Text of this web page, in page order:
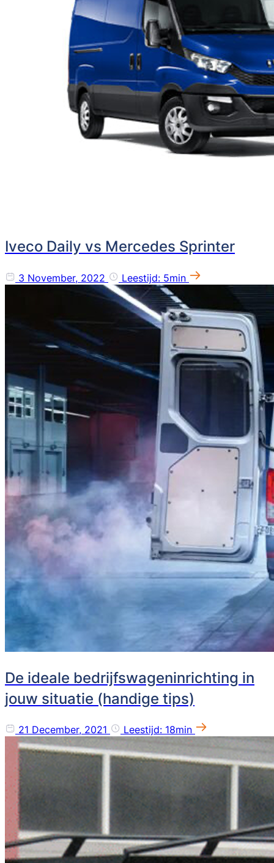
Iveco Daily vs Mercedes Sprinter
3 November, 2022 Leestijd: 5min
De ideale bedrijfswageninrichting in
jouw situatie (handige tips)
21 December, 2021 Leestijd: 18min